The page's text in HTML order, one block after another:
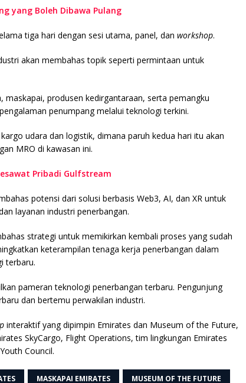
yang Boleh Dibawa Pulang
tiga hari dengan sesi utama, panel, dan workshop.
akan membahas topik seperti permintaan untuk
maskapai, produsen kedirgantaraan, serta pemangku
penumpang melalui teknologi terkini.
udara dan logistik, dimana paruh kedua hari itu akan
MRO di kawasan ini.
Pribadi Gulfstream
potensi dari solusi berbasis Web3, AI, dan XR untuk
layanan industri penerbangan.
strategi untuk memikirkan kembali proses yang sudah
keterampilan tenaga kerja penerbangan dalam
terbaru.
pameran teknologi penerbangan terbaru. Pengunjung
dan bertemu perwakilan industri.
interaktif yang dipimpin Emirates dan Museum of the Future,
SkyCargo, Flight Operations, tim lingkungan Emirates
Council.
MASKAPAI EMIRATES MUSEUM OF THE FUTURE